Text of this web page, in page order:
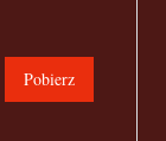
Pobierz